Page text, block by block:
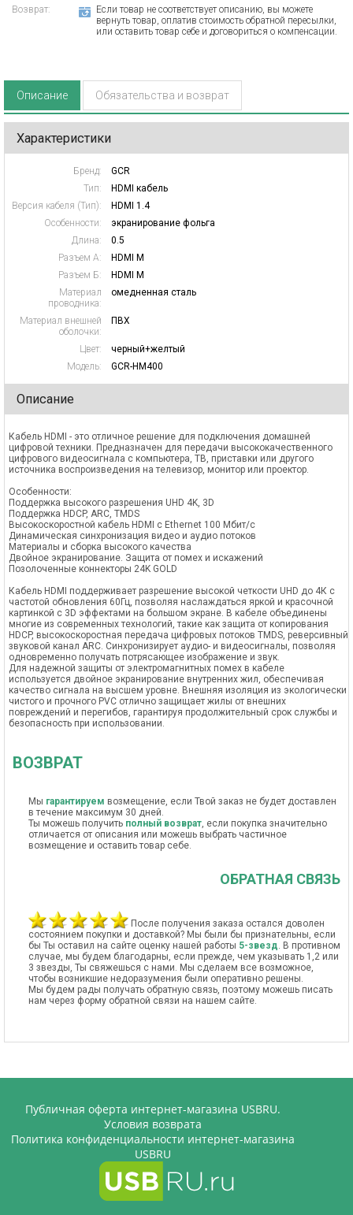
Возврат:
Если товар не соответствует описанию, вы можете
вернуть товар, оплатив стоимость обратной пересылки,
или оставить товар себе и договориться о компенсации.
Описание Обязательства и возврат
Характеристики
Бренд:
GCR
Тип:
HDMI кабель
Версия кабеля (Тип):
HDMI 1.4
Особенности:
экранирование фольга
Длина:
0.5
Разъем А:
HDMI M
Разъем Б:
HDMI M
Материал
проводника:
омедненная сталь
Материал внешней
оболочки:
ПВХ
Цвет:
черный+желтый
Модель:
GCR-HM400
Описание
Кабель HDMI - это отличное решение для подключения домашней
цифровой техники. Предназначен для передачи высококачественного
цифрового видеосигнала с компьютера, ТВ, приставки или другого
источника воспроизведения на телевизор, монитор или проектор.
Особенности:
Поддержка высокого разрешения UHD 4K, 3D
Поддержка HDCP, ARC, TMDS
Высокоскоростной кабель HDMI с Ethernet 100 Мбит/с
Динамическая синхронизация видео и аудио потоков
Материалы и сборка высокого качества
Двойное экранирование. Защита от помех и искажений
Позолоченные коннекторы 24K GOLD
Кабель HDMI поддерживает разрешение высокой четкости UHD до 4К с
частотой обновления 60Гц, позволяя наслаждаться яркой и красочной
картинкой c 3D эффектами на большом экране. В кабеле объединены
многие из современных технологий, такие как защита от копирования
HDCP, высокоскоростная передача цифровых потоков TMDS, реверсивный
звуковой канал ARС. Синхронизирует аудио- и видеосигналы, позволяя
одновременно получать потрясающее изображение и звук.
Для надежной защиты от электромагнитных помех в кабеле
используется двойное экранирование внутренних жил, обеспечивая
качество сигнала на высшем уровне. Внешняя изоляция из экологически
чистого и прочного PVC отлично защищает жилы от внешних
повреждений и перегибов, гарантируя продолжительный срок службы и
безопасность при использовании.
ВОЗВРАТ
Мы гарантируем возмещение, если Твой заказ не будет доставлен
в течение максимум 30 дней.
Ты можешь получить полный возврат, если покупка значительно
отличается от описания или можешь выбрать частичное
возмещение и оставить товар себе.
ОБРАТНАЯ СВЯЗЬ
После получения заказа остался доволен
состоянием покупки и доставкой? Мы были бы признательны, если
бы Ты оставил на сайте оценку нашей работы 5-звезд. В противном
случае, мы будем благодарны, если прежде, чем указывать 1,2 или
3 звезды, Ты свяжешься с нами. Мы сделаем все возможное,
чтобы возникшие недоразумения были оперативно решены.
Мы будем рады получать обратную связь, поэтому можешь писать
нам через форму обратной связи на нашем сайте.
Публичная оферта интернет-магазина USBRU.
Условия возврата
Политика конфиденциальности интернет-магазина
USBRU